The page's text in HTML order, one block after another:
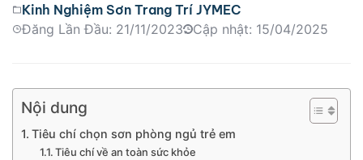
Kinh Nghiệm Sơn Trang Trí JYMEC
Đăng Lần Đầu: 21/11/2023
Cập nhật: 15/04/2025
Nội dung
Tiêu chí chọn sơn phòng ngủ trẻ em
Tiêu chí về an toàn sức khỏe